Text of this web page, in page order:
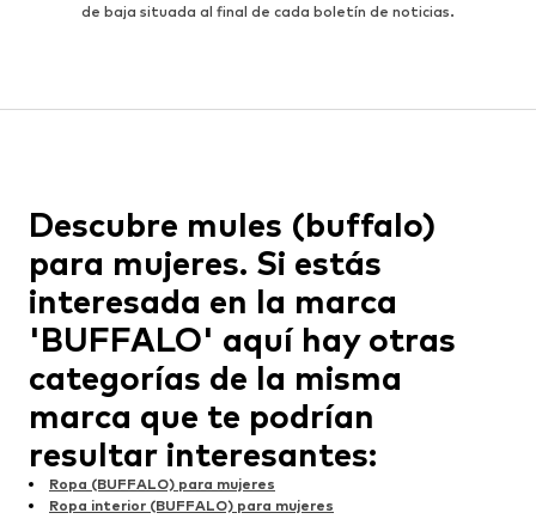
de baja situada al final de cada boletín de noticias.
Descubre mules (buffalo)
para mujeres. Si estás
interesada en la marca
'BUFFALO' aquí hay otras
categorías de la misma
marca que te podrían
resultar interesantes:
Ropa (BUFFALO) para mujeres
Ropa interior (BUFFALO) para mujeres